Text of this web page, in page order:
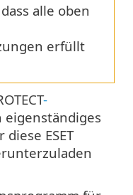
alle oben
erfüllt
-
eigenständiges
ESET